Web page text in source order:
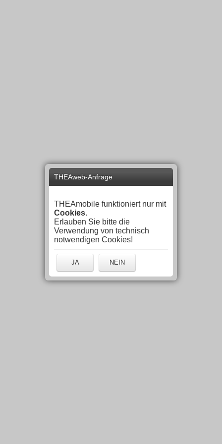
THEAweb-Anfrage
THEAmobile funktioniert nur mit
Cookies.
Erlauben Sie bitte die
Verwendung von technisch
notwendigen Cookies!
JA NEIN